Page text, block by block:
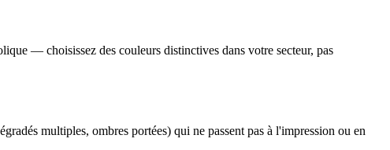
— choisissez des couleurs distinctives dans votre secteur, pas
multiples, ombres portées) qui ne passent pas à l'impression ou en